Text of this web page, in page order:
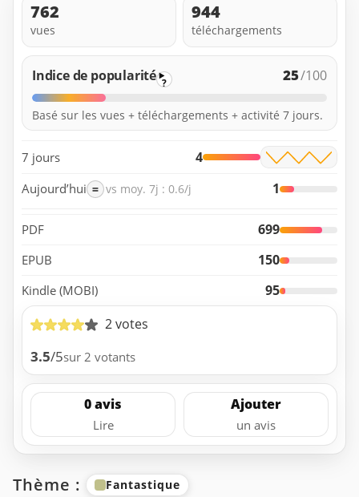
762
vues
944
téléchargements
Indice de popularité ? 25/100
Basé sur les vues + téléchargements + activité 7 jours.
7 jours 4
Aujourd’hui = vs moy. 7j : 0.6/j 1
PDF 699
EPUB 150
Kindle (MOBI)
95
2 votes
3.5/5sur 2 votants
0 avis
Lire
Ajouter
un avis
Thème : Fantastique